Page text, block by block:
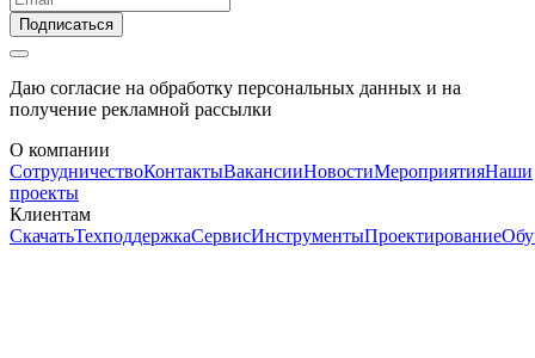
Подписаться
Даю согласие на обработку персональных данных и на
получение рекламной рассылки
О компании
СотрудничествоКонтактыВакансииНовостиМероприятияНаши
проекты
Клиентам
СкачатьТехподдержкаСервисИнструментыПроектирование